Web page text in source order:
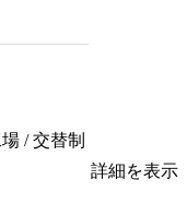
/ 交替制
詳細を表示